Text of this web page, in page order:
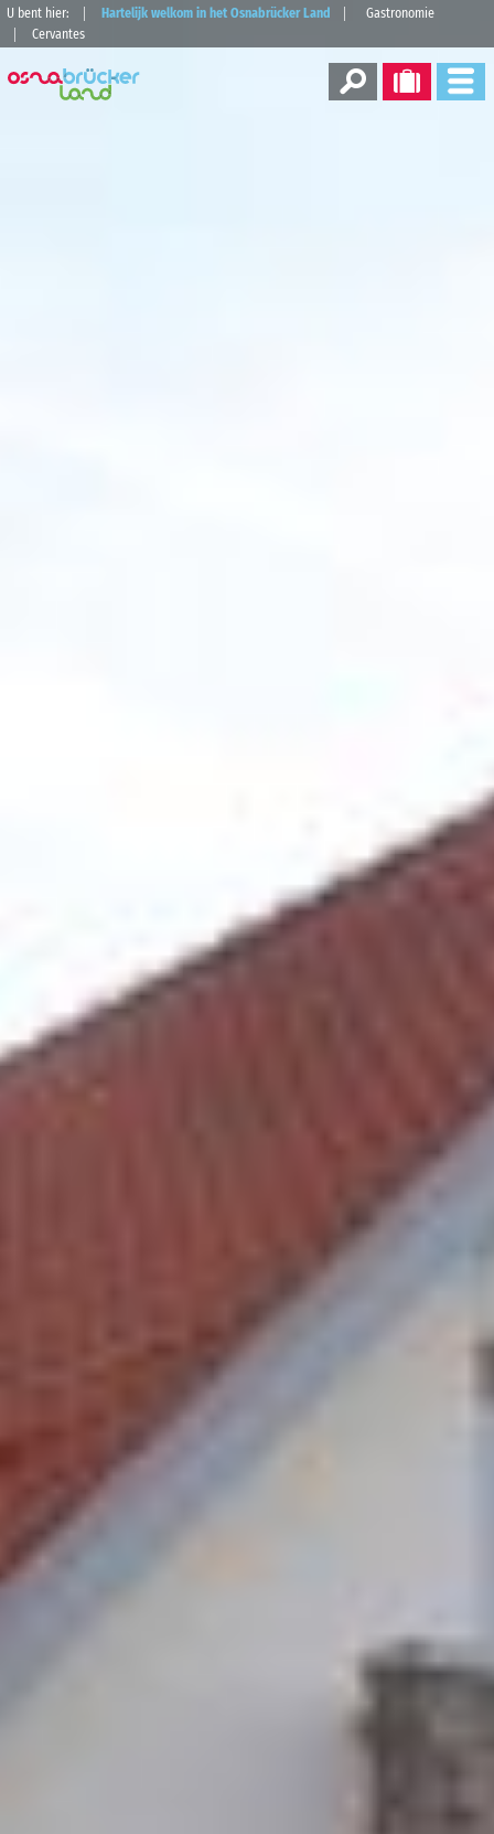
U bent hier: Hartelijk welkom in het Osnabrücker Land
Gastronomie
Cervantes